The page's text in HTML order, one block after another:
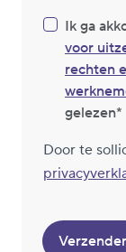
Ik ga
voor
rechten
gelezen
Door te